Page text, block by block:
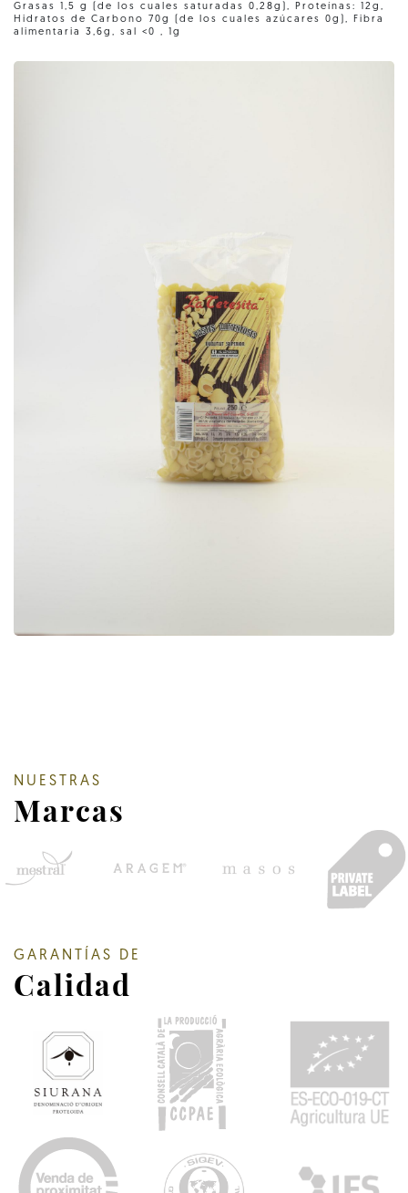
Grasas 1,5 g (de los cuales saturadas 0,28g), Proteínas: 12g,
Hidratos de Carbono 70g (de los cuales azúcares 0g), Fibra
alimentaria 3,6g, sal <0 , 1g
NUESTRAS
Marcas
GARANTÍAS DE
Calidad